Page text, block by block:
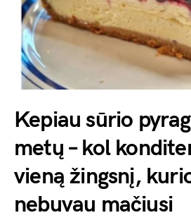
Kepiau sūrio
metų – kol
vieną žingsnį,
nebuvau mačiusi